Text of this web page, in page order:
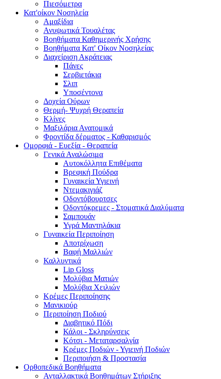
Πιεσόμετρα
Κατ'οίκον Νοσηλεία
Αμαξίδια
Ανυψωτικά Τουαλέτας
Βοηθήματα Καθημερινής Χρήσης
Βοηθήματα Κατ' Οίκον Νοσηλείας
Διαχείριση Ακράτειας
Πάνες
Σερβιετάκια
Σλιπ
Υποσέντονα
Δοχεία Ούρων
Θερμή- Ψυχρή Θεραπεία
Κλίνες
Μαξιλάρια Ανατομικά
Φροντίδα δέρματος - Καθαρισμός
Ομορφιά - Ευεξία - Θεραπεία
Γενικά Αναλώσιμα
Αυτοκόλλητα Επιθέματα
Βρεφική Πούδρα
Γυναικεία Υγιεινή
Ντεμακιγιάζ
Οδοντόβουρτσες
Οδοντόκρεμες - Στοματικά Διαλύματα
Σαμπουάν
Υγρά Μαντηλάκια
Γυναικεία Περιποίηση
Αποτρίχωση
Βαφή Μαλλιών
Καλλυντικά
Lip Gloss
Μολύβια Ματιών
Μολύβια Χειλιών
Κρέμες Περιποίησης
Μανικιούρ
Περιποίηση Ποδιού
Διαβητικό Πόδι
Κάλοι - Σκληρύνσεις
Κότσι - Μεταταρσαλγία
Κρέμες Ποδιών - Υγιεινή Ποδιών
Περιποιήση & Προστασία
Ορθοπεδικά Βοηθήματα
Ανταλλακτικά Βοηθημάτων Στήριξης